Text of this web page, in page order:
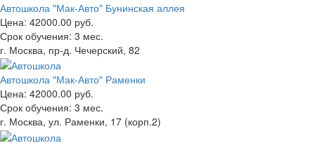
Автошкола "Мак-Авто" Бунинская аллея
Цена: 42000.00 руб.
Срок обучения: 3 мес.
г. Москва, пр-д. Чечерский, 82
Автошкола "Мак-Авто" Раменки
Цена: 42000.00 руб.
Срок обучения: 3 мес.
г. Москва, ул. Раменки, 17 (корп.2)